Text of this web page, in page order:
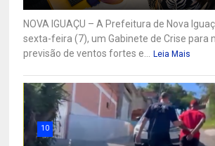
NOVA IGUAÇU – A Prefeitura de Nova
sexta-feira (7), um Gabinete de Crise para
previsão de ventos fortes e... Leia Mais
10